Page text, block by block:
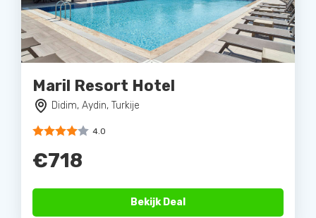
Maril Resort Hotel
Didim, Aydin, Turkije
4.0
€718
Bekijk Deal